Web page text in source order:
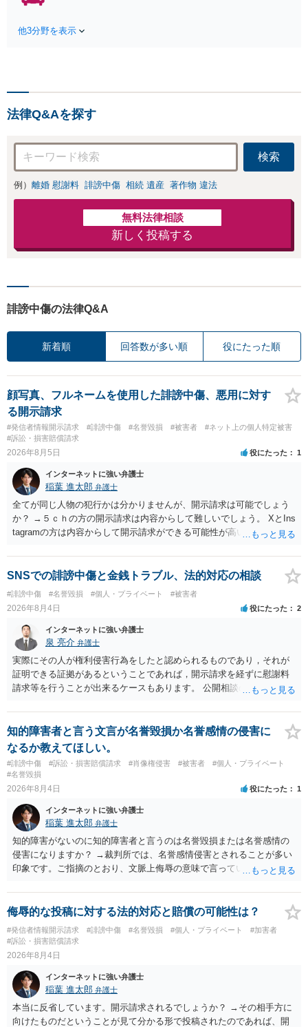
他3分野を表示
法律Q&Aを探す
検索
例） 離婚 慰謝料 誹謗中傷 相続 遺産 著作物 違法
無料法律相談
新しく投稿する
誹謗中傷の法律Q&A
新着順 回答数が多い順 役にたった順
顔写真、フルネームを使用した誹謗中傷、悪用に対す
る開示請求
#発信者情報開示請求 #誹謗中傷 #名誉毀損 #被害者
#ネット上の個人特定被害
#訴訟・損害賠償請求
2026年8月5日 役にたった 1
インターネットに強い弁護士
稲葉 進太郎 弁護士
全てが同じ人物の犯行かは分かりませんが、開示請求は可能でしょう
か？ →５ｃｈの方の開示請求は内容からして難しいでしょう。 XとIns
tagramの方は内容からして開示請求ができる可能性が高いでしょう。
いでしょう。７月中にアカウントが削除されている場合、今から進め
ても失敗する可能性が高いように思われます。 相手を特定できた場
合、相手に全ての弁護士費用を負担させることは可能でしょうか？ →
訴訟外の交渉で相手方が認めれば負担させることができるでしょう。
訴訟で判決となった場合は、実際の弁護士費用が認められる場合と認
められない場合があり何ともいえないところでしょう。
SNSでの誹謗中傷と金銭トラブル、法的対応の相談
#誹謗中傷 #名誉毀損 #個人・プライベート #被害者
2026年8月4日 役にたった 2
インターネットに強い弁護士
泉 亮介 弁護士
実際にその人が権利侵害行為をしたと認められるものであり，それが
証明できる証拠があるということであれば，開示請求を経ずに慰謝料
請求等を行うことが出来るケースもあります。 公開相談の場では回答
に個別に相談されると良いでしょう。
知的障害者と言う文言が名誉毀損か名誉感情の侵害に
なるか教えてほしい。
#誹謗中傷 #訴訟・損害賠償請求 #肖像権侵害 #被害者
#個人・プライベート
#名誉毀損
2026年8月4日 役にたった 1
インターネットに強い弁護士
稲葉 進太郎 弁護士
知的障害がないのに知的障害者と言うのは名誉毀損または名誉感情の
侵害になりますか？ →裁判所では、名誉感情侵害とされることが多い
印象です。ご指摘のとおり、文脈上侮辱の意味で言っている点も加味
侮辱的な投稿に対する法的対応と賠償の可能性は？
#発信者情報開示請求 #誹謗中傷 #名誉毀損 #個人・プライベート
#加害者
#訴訟・損害賠償請求
2026年8月4日
インターネットに強い弁護士
稲葉 進太郎 弁護士
本当に反省しています。開示請求されるでしょうか？ →その相手方に
向けたものだということが見て分かる形で投稿されたのであれば、開